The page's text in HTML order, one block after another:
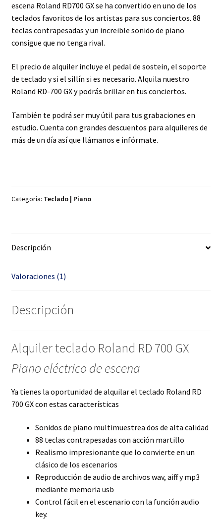
escena Roland RD700 GX se ha convertido en uno de los
teclados favoritos de los artistas para sus conciertos. 88
teclas contrapesadas y un increible sonido de piano
consigue que no tenga rival.
El precio de alquiler incluye el pedal de sostein, el soporte
de teclado y si el sillín si es necesario. Alquila nuestro
Roland RD-700 GX y podrás brillar en tus conciertos.
También te podrá ser muy útil para tus grabaciones en
estudio. Cuenta con grandes descuentos para alquileres de
más de un día así que llámanos e infórmate.
Categoría: Teclado | Piano
Descripción
Valoraciones (1)
Descripción
Alquiler teclado Roland RD 700 GX
Piano eléctrico de escena
Ya tienes la oportunidad de alquilar el teclado Roland RD
700 GX con estas características
Sonidos de piano multimuestrea dos de alta calidad
88 teclas contrapesadas con acción martillo
Realismo impresionante que lo convierte en un
clásico de los escenarios
Reproducción de audio de archivos wav, aiff y mp3
mediante memoria usb
Control fácil en el escenario con la función audio
key.